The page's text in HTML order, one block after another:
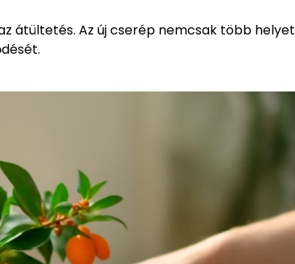
átültetés. Az új cserép nemcsak több helyet